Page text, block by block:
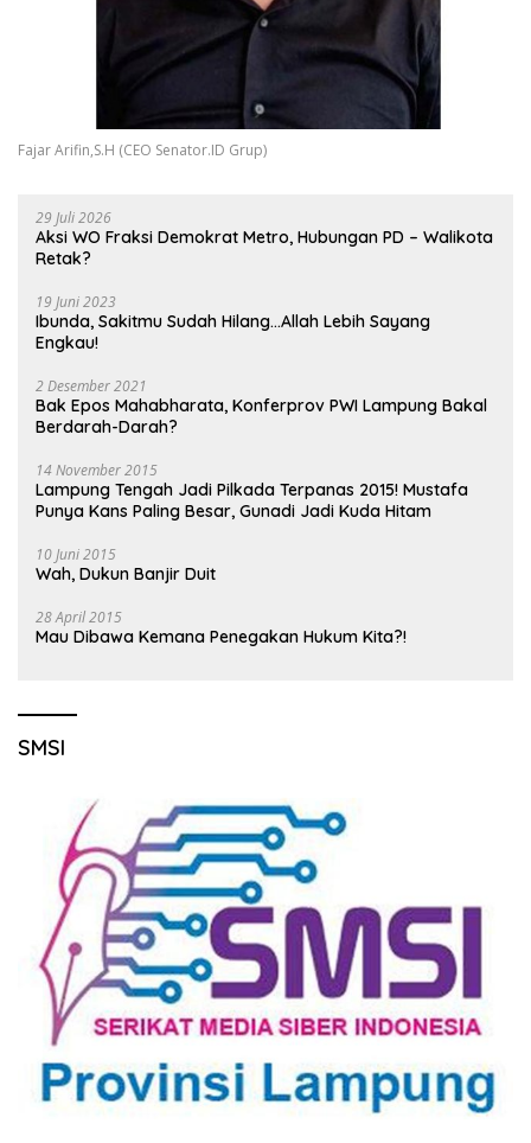
Fajar Arifin,S.H (CEO Senator.ID Grup)
29 Juli 2026
Aksi WO Fraksi Demokrat Metro, Hubungan PD – Walikota
Retak?
19 Juni 2023
Ibunda, Sakitmu Sudah Hilang…Allah Lebih Sayang
Engkau!
2 Desember 2021
Bak Epos Mahabharata, Konferprov PWI Lampung Bakal
Berdarah-Darah?
14 November 2015
Lampung Tengah Jadi Pilkada Terpanas 2015! Mustafa
Punya Kans Paling Besar, Gunadi Jadi Kuda Hitam
10 Juni 2015
Wah, Dukun Banjir Duit
28 April 2015
Mau Dibawa Kemana Penegakan Hukum Kita?!
SMSI